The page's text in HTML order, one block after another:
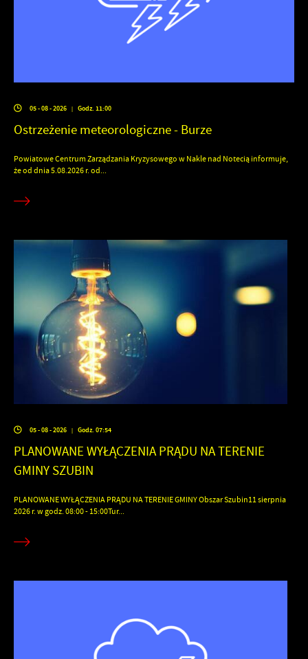
05 - 08 - 2026 | Godz. 11:00
Ostrzeżenie meteorologiczne - Burze
Powiatowe Centrum Zarządzania Kryzysowego w Nakle nad Notecią informuje,
że od dnia 5.08.2026 r. od...
05 - 08 - 2026 | Godz. 07:54
PLANOWANE WYŁĄCZENIA PRĄDU NA TERENIE
GMINY SZUBIN
PLANOWANE WYŁĄCZENIA PRĄDU NA TERENIE GMINY Obszar Szubin11 sierpnia
2026 r. w godz. 08:00 - 15:00Tur...